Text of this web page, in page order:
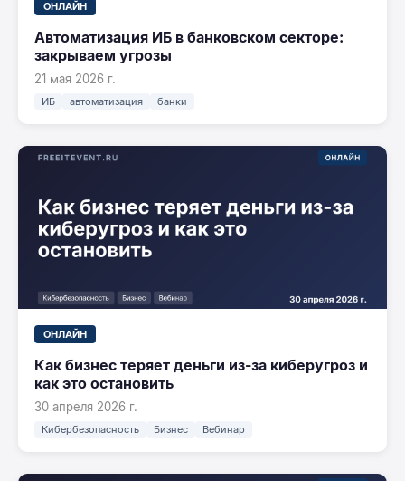
ОНЛАЙН
Автоматизация ИБ в банковском секторе:
закрываем угрозы
21 мая 2026 г.
ИБ автоматизация банки
ОНЛАЙН
Как бизнес теряет деньги из-за киберугроз и
как это остановить
30 апреля 2026 г.
Кибербезопасность Бизнес Вебинар